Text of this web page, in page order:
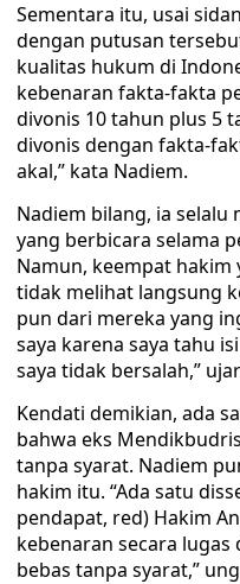
Sementara itu, usai
dengan putusan
kualitas hukum di
kebenaran fakta-fakta
divonis 10 tahun plus 5
divonis dengan fakta-
akal,” kata Nadiem.
Nadiem bilang, ia
yang berbicara selama
Namun, keempat
tidak melihat langsung
pun dari mereka yang
saya karena saya tahu
saya tidak bersalah,”
Kendati demikian, ada
bahwa eks
tanpa syarat. Nadiem
hakim itu. “Ada satu
pendapat, red) Hakim
kebenaran secara
bebas tanpa syarat,”